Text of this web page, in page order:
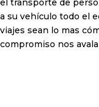
el transporte de
a su vehículo todo el
viajes sean lo mas
compromiso nos